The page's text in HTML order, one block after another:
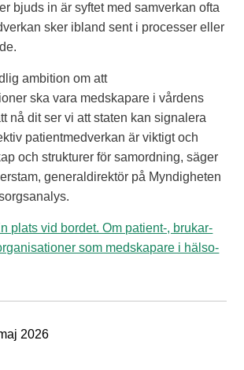
bjuds in är syftet med samverkan ofta
sker ibland sent i processer eller
ambition om att
ska vara medskapare i vårdens
nå dit ser vi att staten kan signalera
patientmedverkan är viktigt och
och strukturer för samordning, säger
generaldirektör på Myndigheten
plats vid bordet. Om patient-, brukar-
som medskapare i hälso-
2026